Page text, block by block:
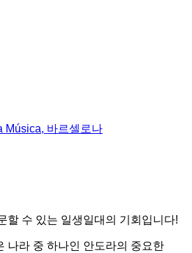
Música, 바르셀로나
할 수 있는 일생일대의 기회입니다!
나라 중 하나인 안도라의 중요한